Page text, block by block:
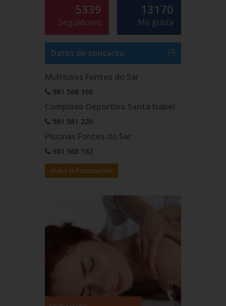
5339
Seguidores
13170
Me gusta
Datos de contacto
Multiusos Fontes do Sar
981 568 160
Complexo Deportivo Santa Isabel
981 581 220
Piscinas Fontes do Sar
981 568 162
máis información